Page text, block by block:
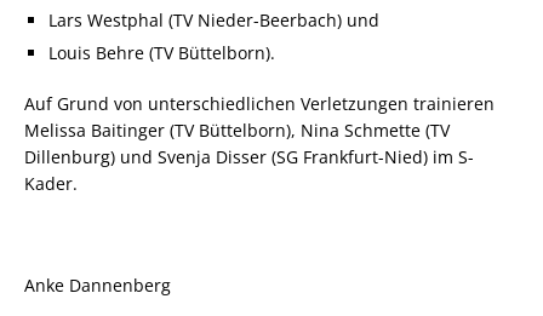
Lars Westphal (TV Nieder-Beerbach) und
Louis Behre (TV Büttelborn).
Auf Grund von unterschiedlichen Verletzungen trainieren
Melissa Baitinger (TV Büttelborn), Nina Schmette (TV
Dillenburg) und Svenja Disser (SG Frankfurt-Nied) im S-
Kader.
Anke Dannenberg